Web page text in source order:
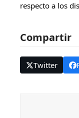
respecto a los
Compartir
Twitter